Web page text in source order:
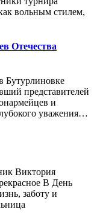
вольным стилем,
Отечества
Бутурлиновке
представителей
и
уважения…
Виктория
В День
заботу и